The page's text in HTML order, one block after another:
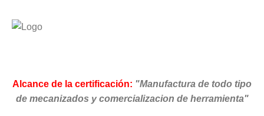
Alcance de la certificación: "Manufactura de todo tipo
de mecanizados y comercializacion de herramienta"